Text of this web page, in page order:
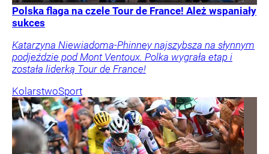
Polska flaga na czele Tour de France! Ależ wspaniały
sukces
Katarzyna Niewiadoma-Phinney najszybsza na słynnym
podjeździe pod Mont Ventoux. Polka wygrała etap i
została liderką Tour de France!
KolarstwoSport